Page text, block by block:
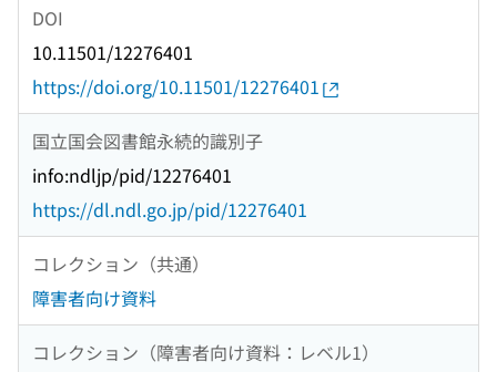
DOI
10.11501/12276401
https://doi.org/10.11501/12276401
国立国会図書館永続的識別子
info:ndljp/pid/12276401
https://dl.ndl.go.jp/pid/12276401
コレクション（共通）
障害者向け資料
コレクション（障害者向け資料：レベル1）